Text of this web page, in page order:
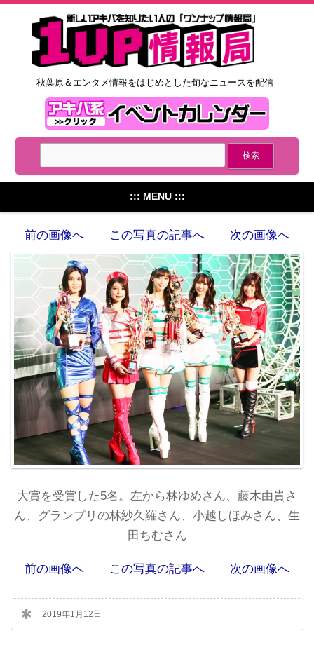
秋葉原＆エンタメ情報をはじめとした旬なニュースを配信
::: MENU :::
前の画像へ この写真の記事へ 次の画像へ
大賞を受賞した5名。左から林ゆめさん、藤木由貴さ
ん、グランプリの林紗久羅さん、小越しほみさん、生
田ちむさん
前の画像へ この写真の記事へ 次の画像へ
2019年1月12日